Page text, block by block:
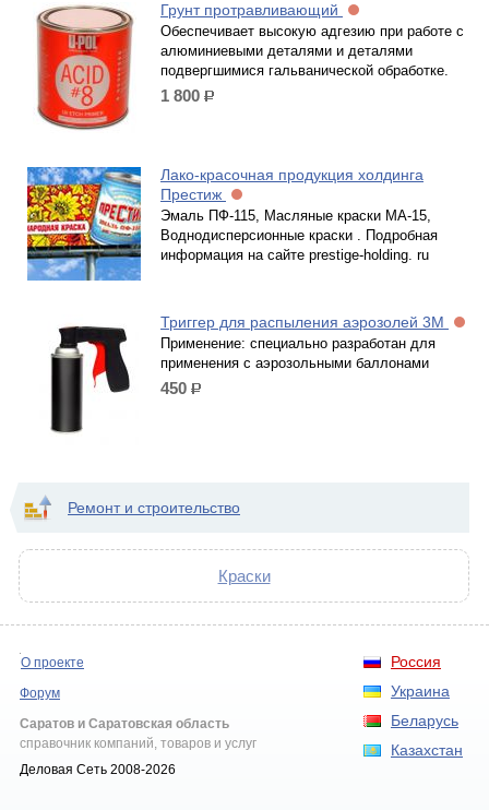
Грунт протравливающий
Обеспечивает высокую адгезию при работе с
алюминиевыми деталями и деталями
подвергшимися гальванической обработке.
1 800 р.
Лако-красочная продукция холдинга
Престиж
Эмаль ПФ-115, Масляные краски МА-15,
Воднодисперсионные краски . Подробная
информация на сайте prestige-holding. ru
Триггер для распыления аэрозолей 3М
Применение: специально разработан для
применения с аэрозольными баллонами
450 р.
Ремонт и строительство
Краски
Россия
Украина
Беларусь
Казахстан
О проекте
Форум
Саратов и Саратовская область
справочник компаний, товаров и услуг
Деловая Сеть 2008-2026